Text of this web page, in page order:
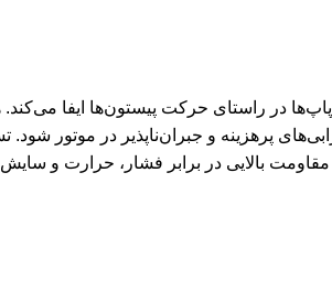
در راستای حرکت پیستون‌ها ایفا می‌کند.
و مقاومت بالایی در برابر فشار، حرارت و